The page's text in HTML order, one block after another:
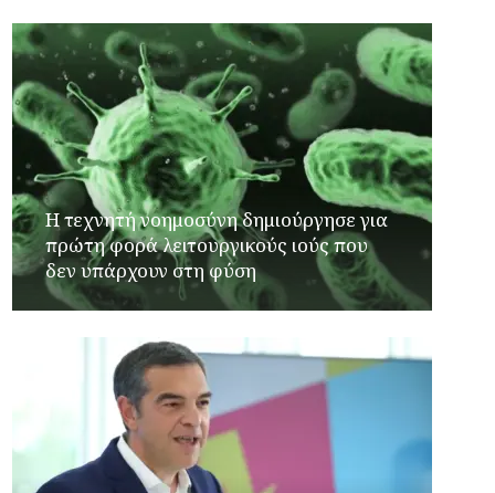
Η τεχνητή νοημοσύνη δημιούργησε για
πρώτη φορά λειτουργικούς ιούς που
δεν υπάρχουν στη φύση